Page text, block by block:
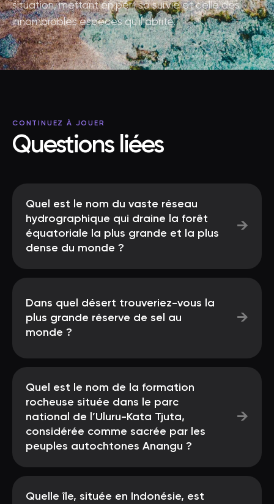
situation, mettant en péril sa survie et celle des
innombrables espèces qu'il abrite.
CONTINUEZ À JOUER
Questions liées
Quel est le nom du vaste réseau
hydrographique qui draine la forêt
équatoriale la plus grande et la plus
dense du monde ?
→
Dans quel désert trouveriez-vous la
plus grande réserve de sel au
monde ?
→
Quel est le nom de la formation
rocheuse située dans le parc
national de l’Uluru-Kata Tjuta,
considérée comme sacrée par les
peuples autochtones Anangu ?
→
Quelle île, située en Indonésie, est